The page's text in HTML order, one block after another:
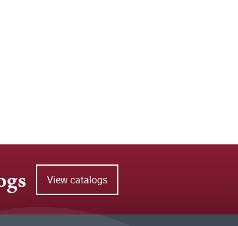
View catalogs